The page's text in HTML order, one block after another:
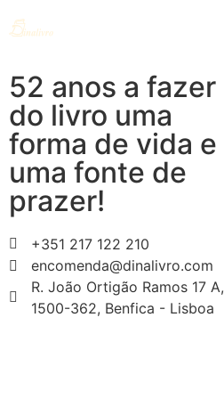
52 anos a fazer
do livro uma
forma de vida e
uma fonte de
prazer!
+351 217 122 210
encomenda@dinalivro.com
R. João Ortigão Ramos 17 A,
1500-362, Benfica - Lisboa